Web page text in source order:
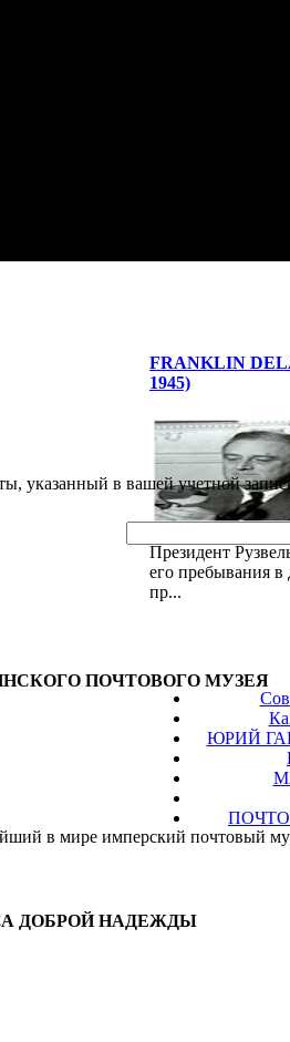
FRANKLIN
1945)
Президент
его пребывания в
пр...
ЮРИЙ
указанный в вашей учетной
ПОЧТОВОГО МУЗЕЯ
в мире имперский почтовый
ДОБРОЙ НАДЕЖДЫ